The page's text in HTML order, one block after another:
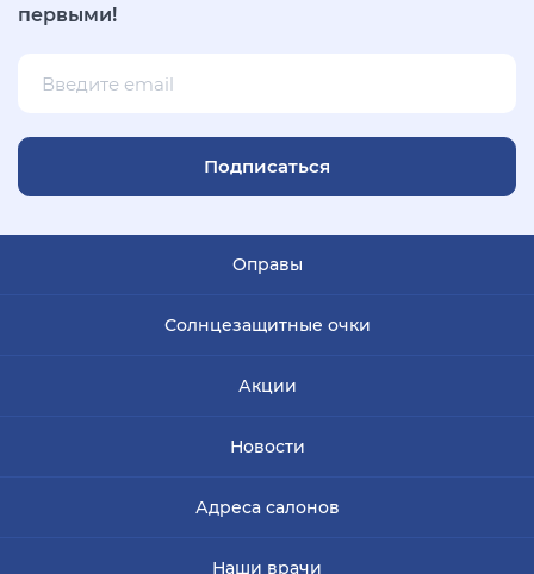
первыми!
Подписаться
Оправы
Солнцезащитные очки
Акции
Новости
Адреса салонов
Наши врачи